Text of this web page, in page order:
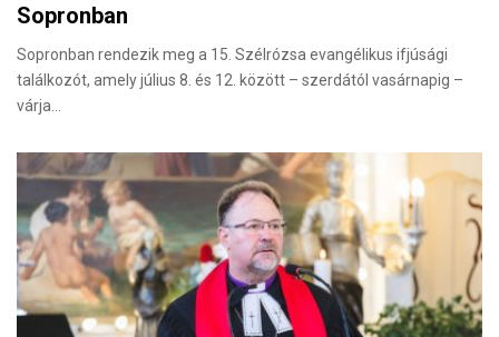
Sopronban
Sopronban rendezik meg a 15. Szélrózsa evangélikus ifjúsági
találkozót, amely július 8. és 12. között – szerdától vasárnapig –
várja…